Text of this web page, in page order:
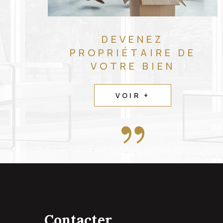
DEVENEZ
PROPRIÉTAIRE DE
VOTRE BIEN
VOIR +